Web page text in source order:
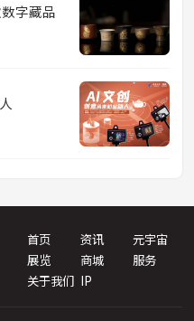
字藏品
首页 资讯
元宇宙
展览
商城
服务
关于我们 IP